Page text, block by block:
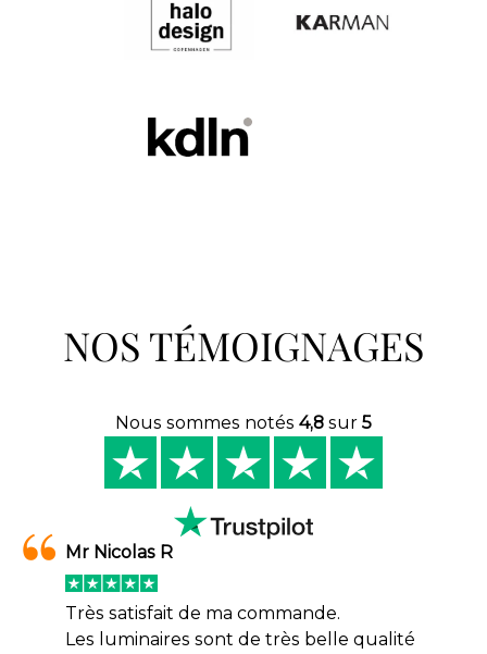
NOS TÉMOIGNAGES
Nous sommes notés 4,8 sur 5
Mr Nicolas R
Très satisfait de ma commande.
Les luminaires sont de très belle qualité